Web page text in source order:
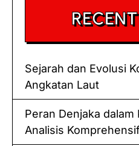
Sejarah dan Evolusi
Angkatan Laut
Peran Denjaka dalam
Analisis